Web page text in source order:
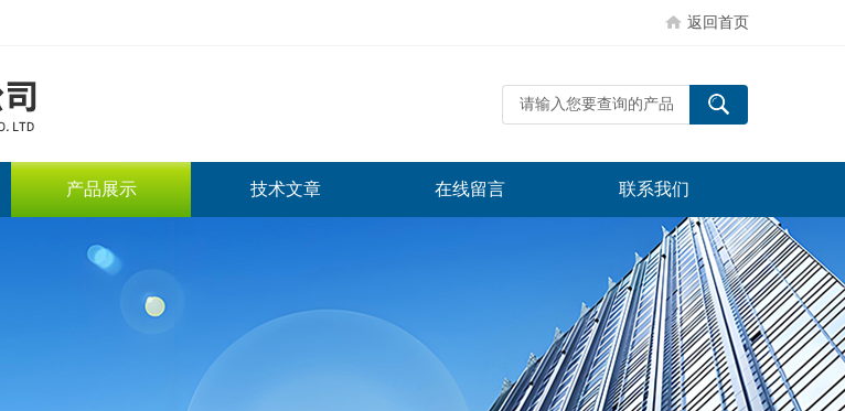
返回首页
产品展示 技术文章 在线留言 联系我们